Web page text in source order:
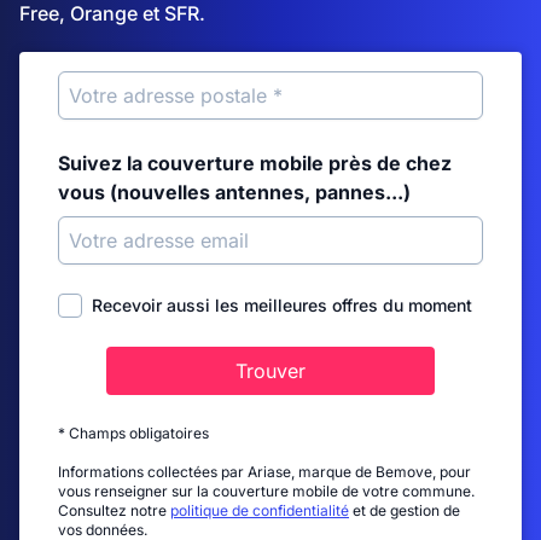
Free, Orange et SFR.
Suivez la couverture mobile près de chez
vous (nouvelles antennes, pannes...)
Recevoir aussi les meilleures offres du moment
Trouver
* Champs obligatoires
Informations collectées par Ariase, marque de Bemove, pour
vous renseigner sur la couverture mobile de votre commune.
Consultez notre politique de confidentialité et de gestion de
vos données.